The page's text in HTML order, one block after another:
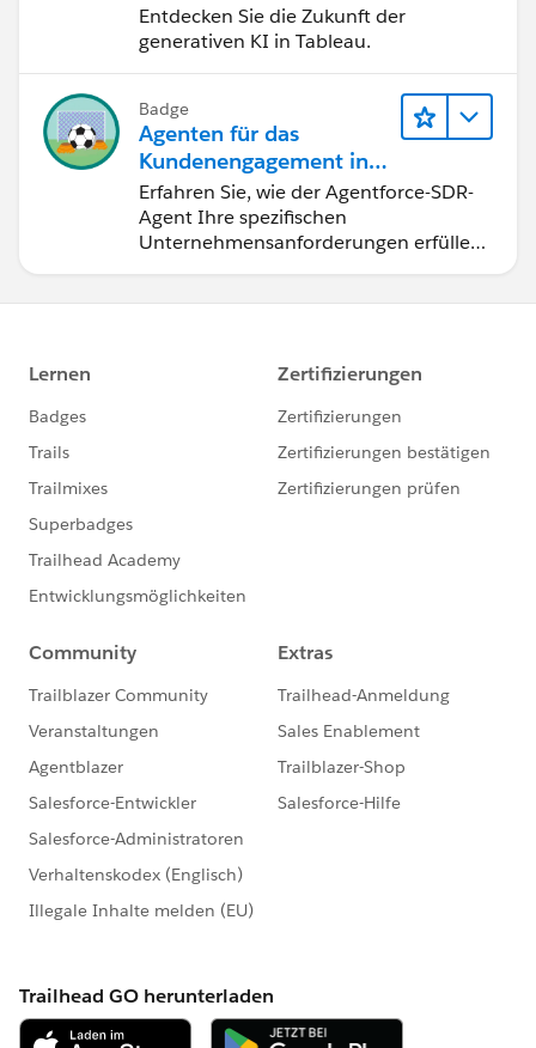
Entdecken Sie die Zukunft der
generativen KI in Tableau.
Badge
Agenten für das
Kundenengagement in
großem Maßstab
Erfahren Sie, wie der Agentforce-SDR-
Agent Ihre spezifischen
Unternehmensanforderungen erfüllen